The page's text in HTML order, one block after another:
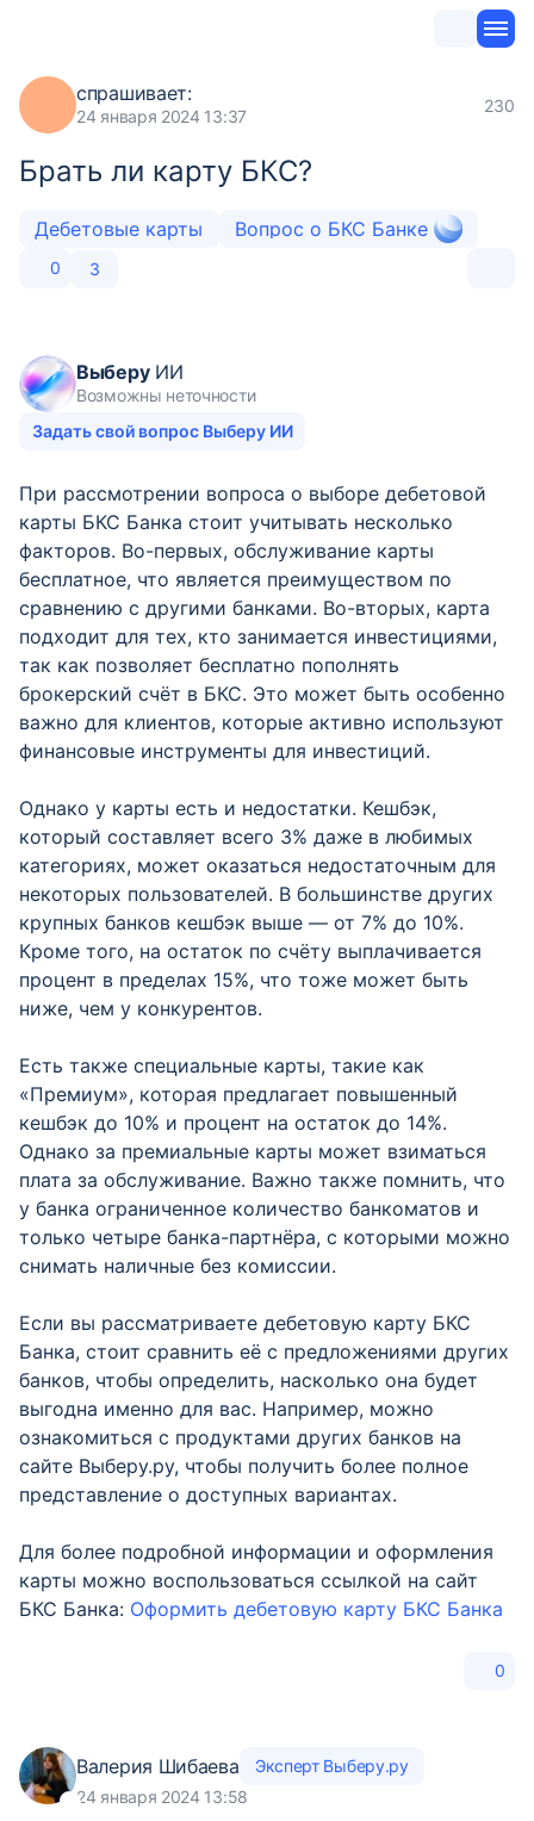
спрашивает:
24 января 2024 13:37
230
Брать ли карту БКС?
Дебетовые карты Вопрос о БКС Банке
0 3
ВыберуИИ
Возможны неточности
Задать свой вопрос Выберу ИИ
При рассмотрении вопроса о выборе дебетовой
карты БКС Банка стоит учитывать несколько
факторов. Во-первых, обслуживание карты
бесплатное, что является преимуществом по
сравнению с другими банками. Во-вторых, карта
подходит для тех, кто занимается инвестициями,
так как позволяет бесплатно пополнять
брокерский счёт в БКС. Это может быть особенно
важно для клиентов, которые активно используют
финансовые инструменты для инвестиций.
Однако у карты есть и недостатки. Кешбэк,
который составляет всего 3% даже в любимых
категориях, может оказаться недостаточным для
некоторых пользователей. В большинстве других
крупных банков кешбэк выше — от 7% до 10%.
Кроме того, на остаток по счёту выплачивается
процент в пределах 15%, что тоже может быть
ниже, чем у конкурентов.
Есть также специальные карты, такие как
«Премиум», которая предлагает повышенный
кешбэк до 10% и процент на остаток до 14%.
Однако за премиальные карты может взиматься
плата за обслуживание. Важно также помнить, что
у банка ограниченное количество банкоматов и
только четыре банка-партнёра, с которыми можно
снимать наличные без комиссии.
Если вы рассматриваете дебетовую карту БКС
Банка, стоит сравнить её с предложениями других
банков, чтобы определить, насколько она будет
выгодна именно для вас. Например, можно
ознакомиться с продуктами других банков на
сайте Выберу.ру, чтобы получить более полное
представление о доступных вариантах.
Для более подробной информации и оформления
карты можно воспользоваться ссылкой на сайт
БКС Банка: Оформить дебетовую карту БКС Банка
0
Валерия Шибаева
Эксперт Выберу.ру
24 января 2024 13:58